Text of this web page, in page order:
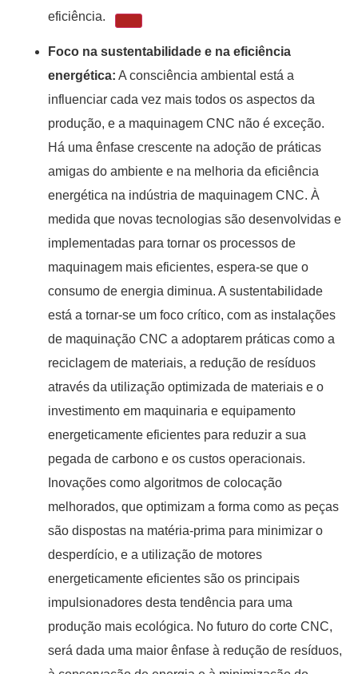
eficiência.
Foco na sustentabilidade e na eficiência
energética: A consciência ambiental está a
influenciar cada vez mais todos os aspectos da
produção, e a maquinagem CNC não é exceção.
Há uma ênfase crescente na adoção de práticas
amigas do ambiente e na melhoria da eficiência
energética na indústria de maquinagem CNC. À
medida que novas tecnologias são desenvolvidas e
implementadas para tornar os processos de
maquinagem mais eficientes, espera-se que o
consumo de energia diminua. A sustentabilidade
está a tornar-se um foco crítico, com as instalações
de maquinação CNC a adoptarem práticas como a
reciclagem de materiais, a redução de resíduos
através da utilização optimizada de materiais e o
investimento em maquinaria e equipamento
energeticamente eficientes para reduzir a sua
pegada de carbono e os custos operacionais.
Inovações como algoritmos de colocação
melhorados, que optimizam a forma como as peças
são dispostas na matéria-prima para minimizar o
desperdício, e a utilização de motores
energeticamente eficientes são os principais
impulsionadores desta tendência para uma
produção mais ecológica. No futuro do corte CNC,
será dada uma maior ênfase à redução de resíduos,